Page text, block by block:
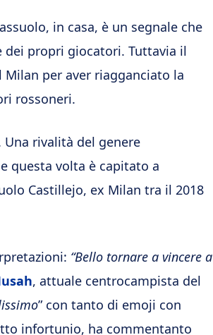
in casa, è un segnale che
dei propri giocatori. Tuttavia il
per aver riagganciato la
rossoneri.
Una rivalità del genere
questa volta è capitato a
Castillejo, ex Milan tra il 2018
“Bello tornare a vincere a
, attuale centrocampista del
” con tanto di emoji con
infortunio, ha commentanto